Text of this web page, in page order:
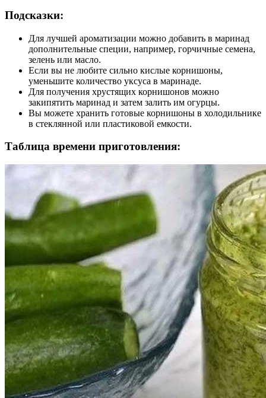
Подсказки:
Для лучшей ароматизации можно добавить в маринад
дополнительные специи, например, горчичные семена,
зелень или масло.
Если вы не любите сильно кислые корнишоны,
уменьшите количество уксуса в маринаде.
Для получения хрустящих корнишонов можно
закипятить маринад и затем залить им огурцы.
Вы можете хранить готовые корнишоны в холодильнике
в стеклянной или пластиковой емкости.
Таблица времени приготовления: